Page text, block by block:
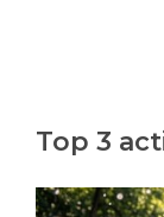
Top 3